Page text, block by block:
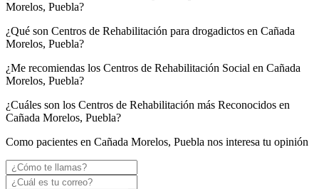
Morelos, Puebla?
¿Qué son Centros de Rehabilitación para drogadictos en Cañada
Morelos, Puebla?
¿Me recomiendas los Centros de Rehabilitación Social en Cañada
Morelos, Puebla?
¿Cuáles son los Centros de Rehabilitación más Reconocidos en
Cañada Morelos, Puebla?
Como pacientes en Cañada Morelos, Puebla nos interesa tu opinión